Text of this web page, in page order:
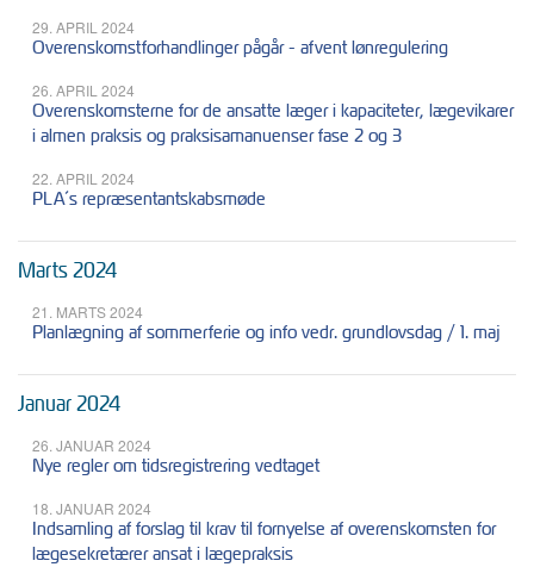
29. APRIL 2024
Overenskomstforhandlinger pågår - afvent lønregulering
26. APRIL 2024
Overenskomsterne for de ansatte læger i kapaciteter, lægevikarer
i almen praksis og praksisamanuenser fase 2 og 3
22. APRIL 2024
PLA´s repræsentantskabsmøde
Marts 2024
21. MARTS 2024
Planlægning af sommerferie og info vedr. grundlovsdag / 1. maj
Januar 2024
26. JANUAR 2024
Nye regler om tidsregistrering vedtaget
18. JANUAR 2024
Indsamling af forslag til krav til fornyelse af overenskomsten for
lægesekretærer ansat i lægepraksis